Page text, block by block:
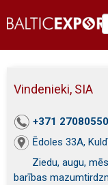
Vindenieki, SIA
+371 27080550
Ēdoles 33A,
Ziedu, augu,
barības